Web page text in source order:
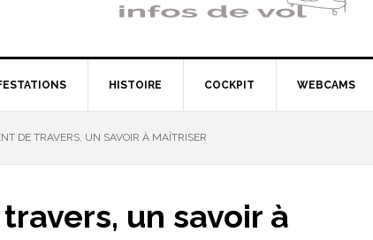
HISTOIRE COCKPIT WEBCAMS
DE TRAVERS, UN SAVOIR À MAÎTRISER
un savoir à